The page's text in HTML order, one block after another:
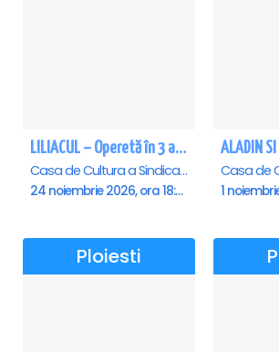
LILIACUL – Operetă în 3 acte - Ploiesti
Casa de Cultura a Sindicatelor , Ploiesti
24 noiembrie 2026, ora 18:30 1
Ploiesti